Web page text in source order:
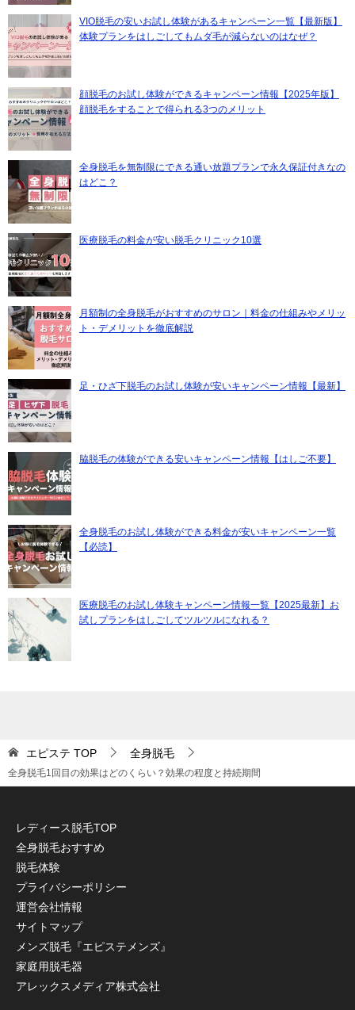
VIO脱毛の安いお試し体験があるキャンペーン一覧【最新版】
体験プランをはしごしてもムダ毛が減らないのはなぜ？
顔脱毛のお試し体験ができるキャンペーン情報【2025年版】
顔脱毛をすることで得られる3つのメリット
全身脱毛を無制限にできる通い放題プランで永久保証付きなの
はどこ？
医療脱毛の料金が安い脱毛クリニック10選
月額制の全身脱毛がおすすめのサロン｜料金の仕組みやメリッ
ト・デメリットを徹底解説
足・ひざ下脱毛のお試し体験が安いキャンペーン情報【最新】
脇脱毛の体験ができる安いキャンペーン情報【はしご不要】
全身脱毛のお試し体験ができる料金が安いキャンペーン一覧
【必読】
医療脱毛のお試し体験キャンペーン情報一覧【2025最新】お
試しプランをはしごしてツルツルになれる？
エピステ TOP 全身脱毛
全身脱毛1回目の効果はどのくらい？効果の程度と持続期間
レディース脱毛TOP
全身脱毛おすすめ
脱毛体験
プライバシーポリシー
運営会社情報
サイトマップ
メンズ脱毛『エピステメンズ』
家庭用脱毛器
アレックスメディア株式会社